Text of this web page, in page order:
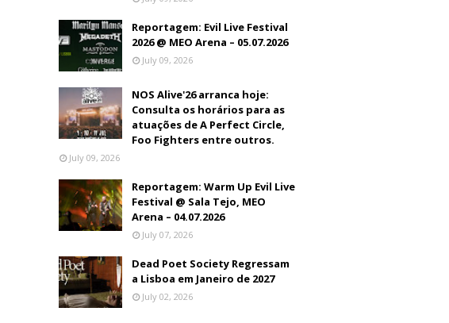
Reportagem: Evil Live Festival
2026 @ MEO Arena – 05.07.2026
July 09, 2026
NOS Alive'26 arranca hoje:
Consulta os horários para as
atuações de A Perfect Circle,
Foo Fighters entre outros.
July 09, 2026
Reportagem: Warm Up Evil Live
Festival @ Sala Tejo, MEO
Arena – 04.07.2026
July 07, 2026
Dead Poet Society Regressam
a Lisboa em Janeiro de 2027
July 02, 2026